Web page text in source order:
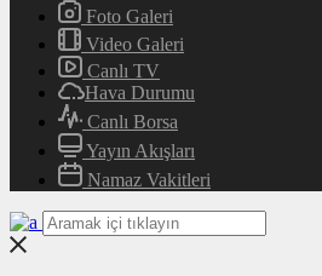
Foto Galeri
Video Galeri
Canlı TV
Hava Durumu
Canlı Borsa
Yayın Akışları
Namaz Vakitleri